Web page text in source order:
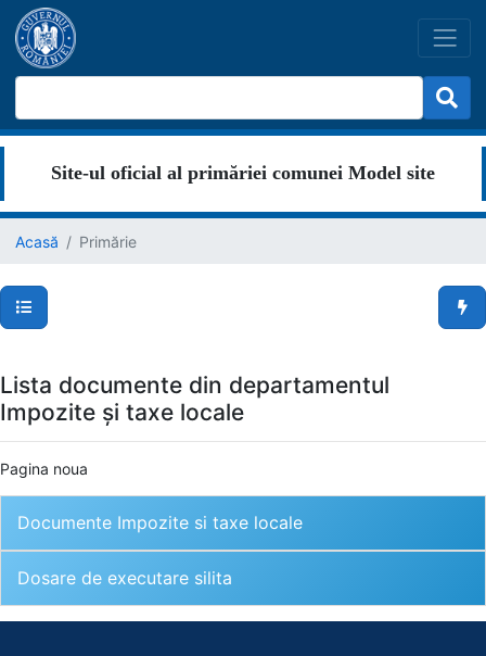
Site-ul oficial al primăriei comunei Model site
Acasă Primărie
Secțiuni pagină
Lista documente din departamentul
Impozite și taxe locale
Pagina noua
Documente Impozite si taxe locale
Dosare de executare silita